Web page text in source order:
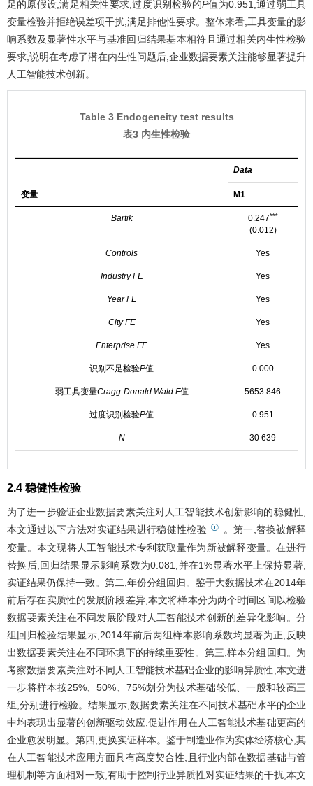
足的原假设,满足相关性要求;过度识别检验的P值为0.951,通过弱工具
变量检验并拒绝误差项干扰,满足排他性要求。整体来看,工具变量的影
响系数及显著性水平与基准回归结果基本相符且通过相关内生性检验
要求,说明在考虑了潜在内生性问题后,企业数据要素关注能够显著提升
人工智能技术创新。
Table 3 Endogeneity test results
表3 内生性检验
变量
Data
M1
Bartik 0.247***
(0.012)
Controls Yes
Industry FE Yes
Year FE Yes
City FE Yes
Enterprise FE Yes
识别不足检验P值 0.000
弱工具变量Cragg-Donald Wald F值 5653.846
过度识别检验P值 0.951
N 30 639
2.4 稳健性检验
为了进一步验证企业数据要素关注对人工智能技术创新影响的稳健性,
本文通过以下方法对实证结果进行稳健性检验 ①
。第一,替换被解释
变量。本文现将人工智能技术专利获取量作为新被解释变量。在进行
替换后,回归结果显示影响系数为0.081,并在1%显著水平上保持显著,
实证结果仍保持一致。第二,年份分组回归。鉴于大数据技术在2014年
前后存在实质性的发展阶段差异,本文将样本分为两个时间区间以检验
数据要素关注在不同发展阶段对人工智能技术创新的差异化影响。分
组回归检验结果显示,2014年前后两组样本影响系数均显著为正,反映
出数据要素关注在不同环境下的持续重要性。第三,样本分组回归。为
考察数据要素关注对不同人工智能技术基础企业的影响异质性,本文进
一步将样本按25%、50%、75%划分为技术基础较低、一般和较高三
组,分别进行检验。结果显示,数据要素关注在不同技术基础水平的企业
中均表现出显著的创新驱动效应,促进作用在人工智能技术基础更高的
企业愈发明显。第四,更换实证样本。鉴于制造业作为实体经济核心,其
在人工智能技术应用方面具有高度契合性,且行业内部在数据基础与管
理机制等方面相对一致,有助于控制行业异质性对实证结果的干扰,本文